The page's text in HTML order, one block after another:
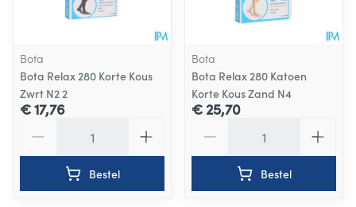
Bota
Bota Relax 280 Korte Kous
Zwrt N2 2
€ 17,76
Bestel
Bota
Bota Relax 280 Katoen
Korte Kous Zand N4
€ 25,70
Bestel